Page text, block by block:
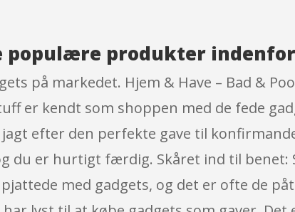
populære produkter
på markedet. Hjem & Have – Bad &
er kendt som shoppen med de fede
efter den perfekte gave til
du er hurtigt færdig. Skåret ind til benet:
med gadgets, og det er ofte de